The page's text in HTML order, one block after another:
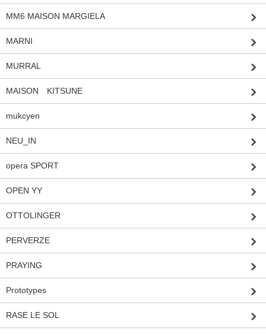
MM6 MAISON MARGIELA
MARNI
MURRAL
MAISON KITSUNE
mukcyen
NEU_IN
opera SPORT
OPEN YY
OTTOLINGER
PERVERZE
PRAYING
Prototypes
RASE LE SOL